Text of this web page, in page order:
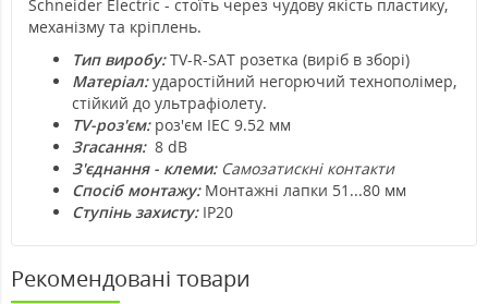
Schneider Electric - стоїть через чудову якість пластику,
механізму та кріплень.
Тип виробу:TV-R-SAT розетка (виріб в зборі)
Матеріал:ударостійний негорючий технополімер,
стійкий до ультрафіолету.
TV-роз'єм: роз'єм IEC 9.52 мм
Згасання: 8 dB
З'єднання - клеми: Самозатискні контакти
Спосіб монтажу: Монтажні лапки 51...80 мм
Ступінь захисту: IP20
Рекомендовані товари